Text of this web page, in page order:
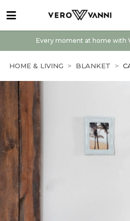
Every moment at home with
HOME & LIVING BLANKET